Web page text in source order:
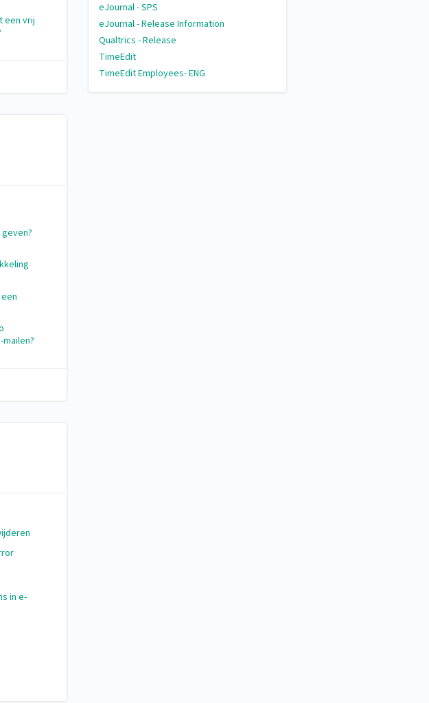
eJournal - SPS
eJournal - Release Information
Qualtrics - Release
TimeEdit
TimeEdit Employees- ENG
een vrij
in e-